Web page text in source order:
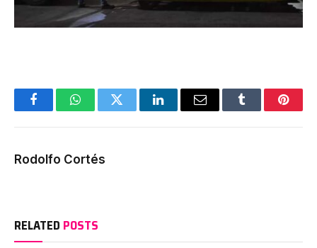
FacebookWhatsAppTwitter LinkedInEmail Tumblr
Rodolfo Cortés
RELATED POSTS